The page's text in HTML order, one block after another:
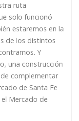
ruta
solo funcionó
estaremos en la
de los distintos
Y
una construcción
complementar
de Santa Fe
Mercado de